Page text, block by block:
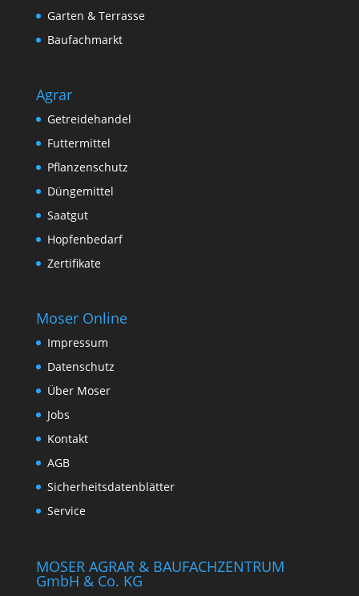
Garten & Terrasse
Baufachmarkt
Agrar
Getreidehandel
Futtermittel
Pflanzenschutz
Düngemittel
Saatgut
Hopfenbedarf
Zertifikate
Moser Online
Impressum
Datenschutz
Über Moser
Jobs
Kontakt
AGB
Sicherheitsdatenblätter
Service
MOSER AGRAR & BAUFACHZENTRUM
GmbH & Co. KG